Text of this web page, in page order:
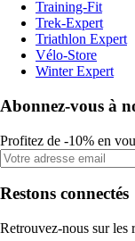
Training-Fit
Trek-Expert
Triathlon Expert
Vélo-Store
Winter Expert
Abonnez-vous à
Profitez de -10% en
Restons connectés
Retrouvez-nous sur les